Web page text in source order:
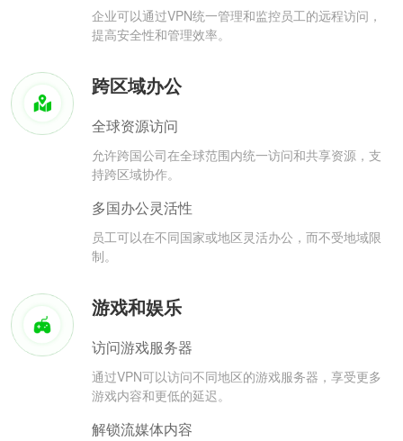
企业可以通过VPN统一管理和监控员工的远程访问，
提高安全性和管理效率。
跨区域办公
全球资源访问
允许跨国公司在全球范围内统一访问和共享资源，支
持跨区域协作。
多国办公灵活性
员工可以在不同国家或地区灵活办公，而不受地域限
制。
游戏和娱乐
访问游戏服务器
通过VPN可以访问不同地区的游戏服务器，享受更多
游戏内容和更低的延迟。
解锁流媒体内容